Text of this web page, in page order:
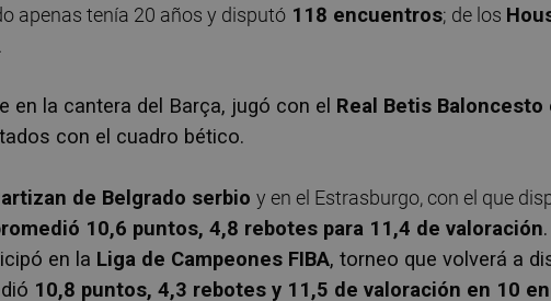
apenas tenía 20 años y disputó 118 encuentros; de los
.
en la cantera del Barça, jugó con el Real Betis Baloncesto
con el cuadro bético.
de Belgrado serbio y en el Estrasburgo, con el que
10,6 puntos, 4,8 rebotes para 11,4 de valoración
en la Liga de Campeones FIBA, torneo que volverá a
10,8 puntos, 4,3 rebotes y 11,5 de valoración en 10